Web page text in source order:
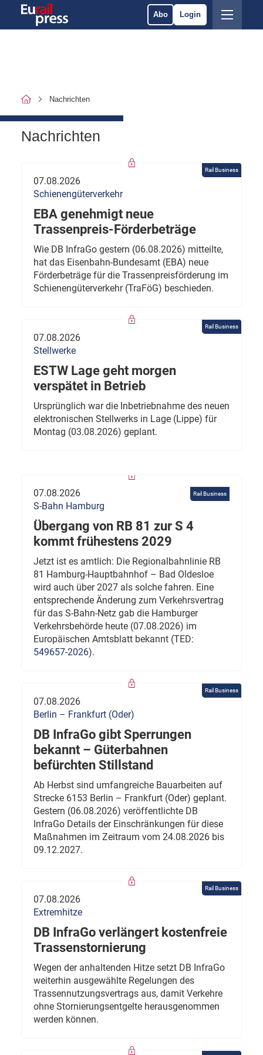
Abo Login
Nachrichten
Nachrichten
Rail Business
07.08.2026
Schienengüterverkehr
EBA genehmigt neue
Trassenpreis-Förderbeträge
Wie DB InfraGo gestern (06.08.2026) mitteilte,
hat das Eisenbahn-Bundesamt (EBA) neue
Förderbeträge für die Trassenpreisförderung im
Schienengüterverkehr (TraFöG) beschieden.
Rail Business
07.08.2026
Stellwerke
ESTW Lage geht morgen
verspätet in Betrieb
Ursprünglich war die Inbetriebnahme des neuen
elektronischen Stellwerks in Lage (Lippe) für
Montag (03.08.2026) geplant.
Rail Business
07.08.2026
S-Bahn Hamburg
Übergang von RB 81 zur S 4
kommt frühestens 2029
Jetzt ist es amtlich: Die Regionalbahnlinie RB
81 Hamburg-Hauptbahnhof – Bad Oldesloe
wird auch über 2027 als solche fahren. Eine
entsprechende Änderung zum Verkehrsvertrag
für das S-Bahn-Netz gab die Hamburger
Verkehrsbehörde heute (07.08.2026) im
Europäischen Amtsblatt bekannt (TED:
549657-2026).
Rail Business
07.08.2026
Berlin – Frankfurt (Oder)
DB InfraGo gibt Sperrungen
bekannt – Güterbahnen
befürchten Stillstand
Ab Herbst sind umfangreiche Bauarbeiten auf
Strecke 6153 Berlin – Frankfurt (Oder) geplant.
Gestern (06.08.2026) veröffentlichte DB
InfraGo Details der Einschränkungen für diese
Maßnahmen im Zeitraum vom 24.08.2026 bis
09.12.2027.
Rail Business
07.08.2026
Extremhitze
DB InfraGo verlängert kostenfreie
Trassenstornierung
Wegen der anhaltenden Hitze setzt DB InfraGo
weiterhin ausgewählte Regelungen des
Trassennutzungsvertrags aus, damit Verkehre
ohne Stornierungsentgelte herausgenommen
werden können.